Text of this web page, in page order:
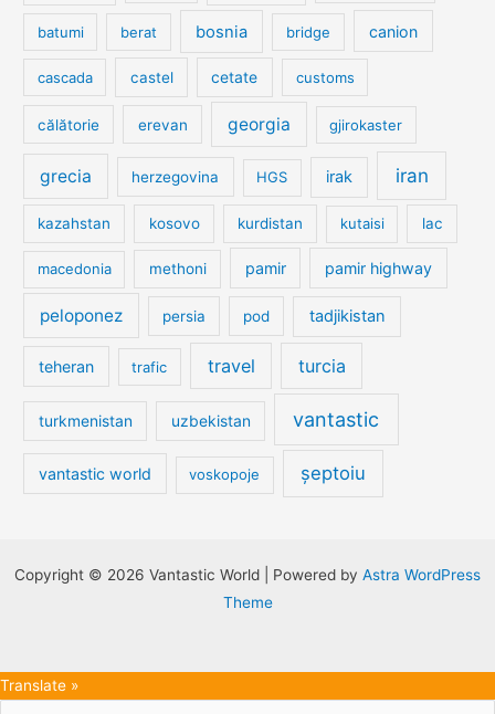
batumi berat bosnia bridge canion
cascada castel cetate customs
călătorie erevan georgia gjirokaster
grecia herzegovina HGS irak iran
kazahstan kosovo kurdistan kutaisi lac
macedonia methoni pamir pamir highway
peloponez persia pod tadjikistan
teheran trafic travel turcia
turkmenistan uzbekistan vantastic
vantastic world voskopoje șeptoiu
Copyright © 2026 Vantastic World | Powered by Astra WordPress
Theme
Translate »